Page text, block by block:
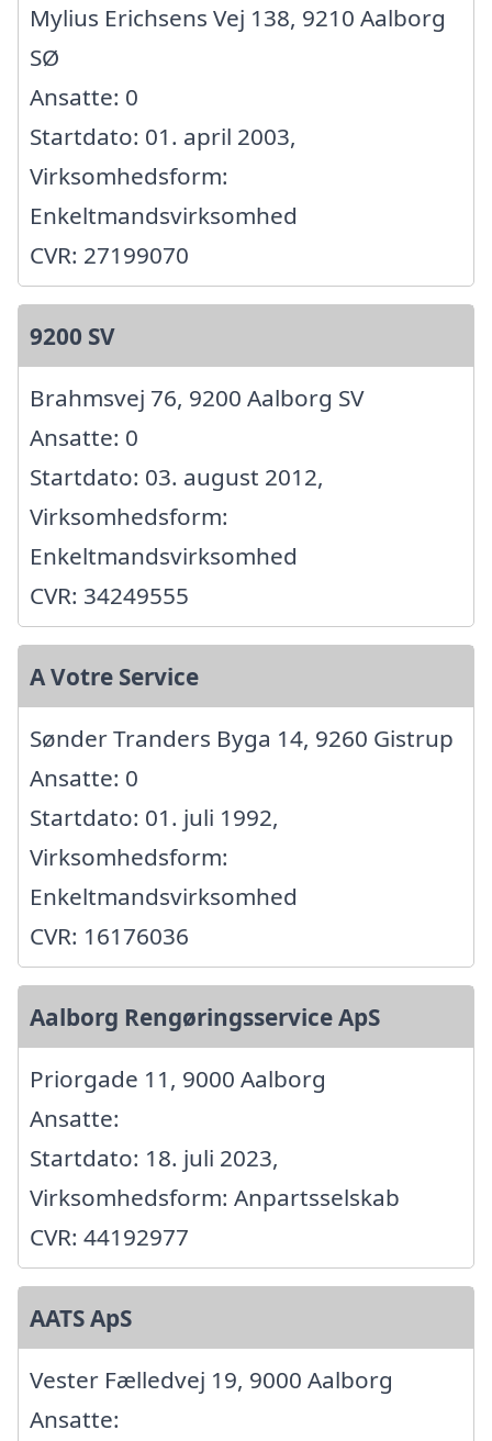
Mylius Erichsens Vej 138, 9210 Aalborg
SØ
Ansatte: 0
Startdato: 01. april 2003,
Virksomhedsform:
Enkeltmandsvirksomhed
CVR: 27199070
9200 SV
Brahmsvej 76, 9200 Aalborg SV
Ansatte: 0
Startdato: 03. august 2012,
Virksomhedsform:
Enkeltmandsvirksomhed
CVR: 34249555
A Votre Service
Sønder Tranders Byga 14, 9260 Gistrup
Ansatte: 0
Startdato: 01. juli 1992,
Virksomhedsform:
Enkeltmandsvirksomhed
CVR: 16176036
Aalborg Rengøringsservice ApS
Priorgade 11, 9000 Aalborg
Ansatte:
Startdato: 18. juli 2023,
Virksomhedsform: Anpartsselskab
CVR: 44192977
AATS ApS
Vester Fælledvej 19, 9000 Aalborg
Ansatte: